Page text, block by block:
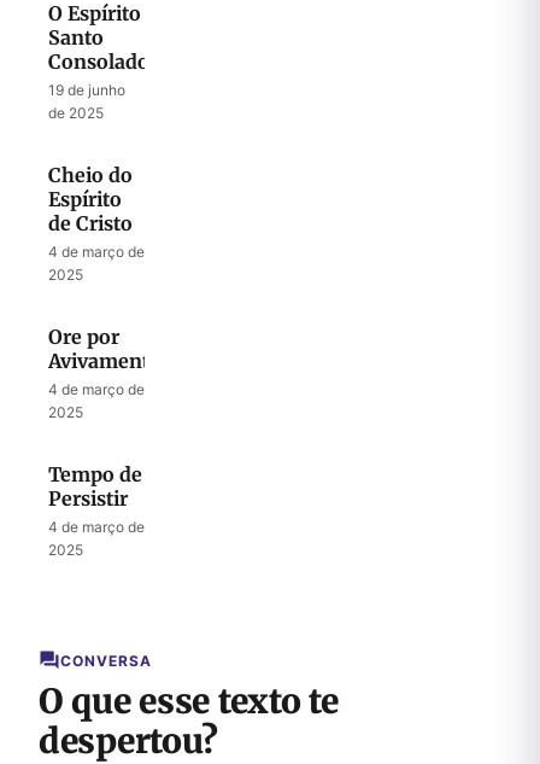
O Espírito
Santo
Consolador
19 de junho
de 2025
Cheio do
Espírito
de Cristo
4 de março de
2025
Ore por
Avivamento
4 de março de
2025
Tempo de
Persistir
4 de março de
2025
CONVERSA
O que esse texto te
despertou?